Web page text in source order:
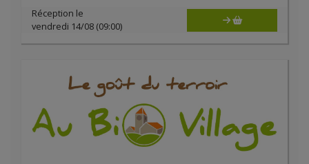
Réception le
vendredi 14/08 (09:00)